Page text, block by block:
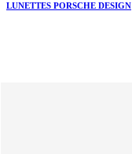
LUNETTES PORSCHE DESIGN